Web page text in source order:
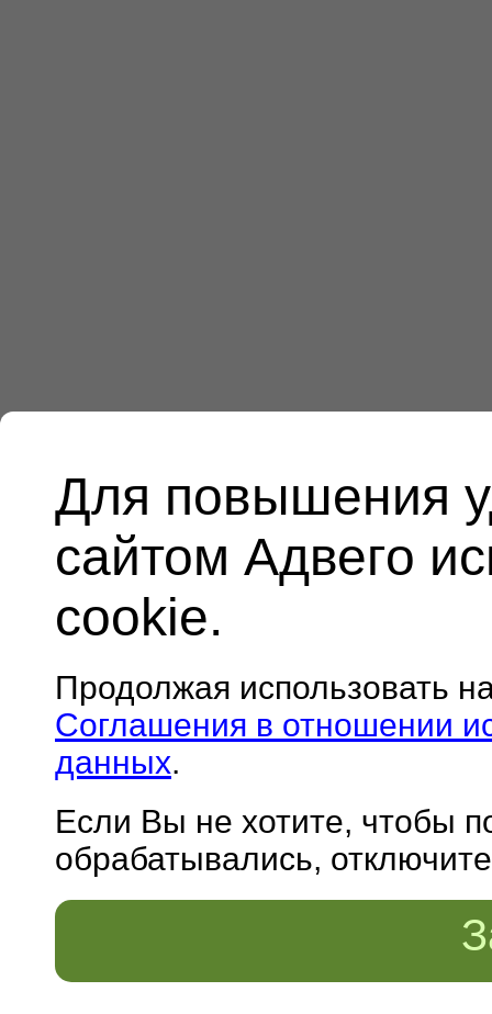
Для повышения
сайтом Адвего
cookie.
Продолжая использовать
Соглашения в отношении
данных.
Если Вы не хотите, чтобы
обрабатывались,